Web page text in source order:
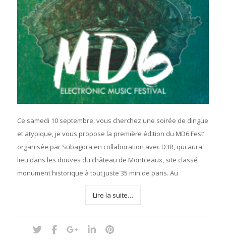
Ce samedi 10 septembre, vous cherchez une soirée de dingue
et atypique, je vous propose la première édition du MD6 Fest’
organisée par Subagora en collaboration avec D3R, qui aura
lieu dans les douves du château de Montceaux, site classé
monument historique à tout juste 35 min de paris. Au
Lire la suite…